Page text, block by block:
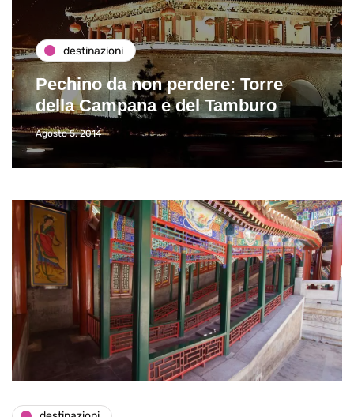
destinazioni
Pechino da non perdere: Torre
della Campana e del Tamburo
Agosto 5, 2014